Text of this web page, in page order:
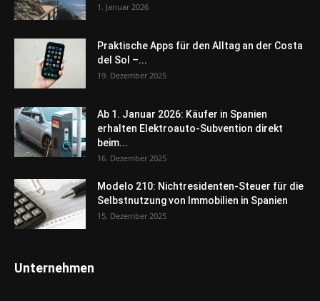
1. Januar 2026
Praktische Apps für den Alltag an der Costa
del Sol –...
19. Dezember 2025
Ab 1. Januar 2026: Käufer in Spanien
erhalten Elektroauto-Subvention direkt
beim...
16. Dezember 2025
Modelo 210: Nichtresidenten-Steuer für die
Selbstnutzung von Immobilien in Spanien
15. Dezember 2025
Unternehmen